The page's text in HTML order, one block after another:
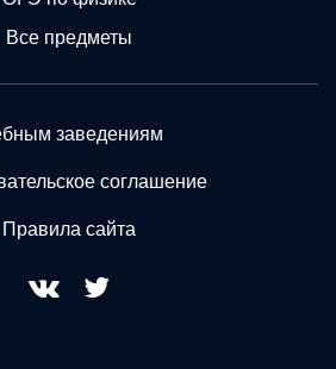
Все предметы
заведениям
соглашение
Правила сайта